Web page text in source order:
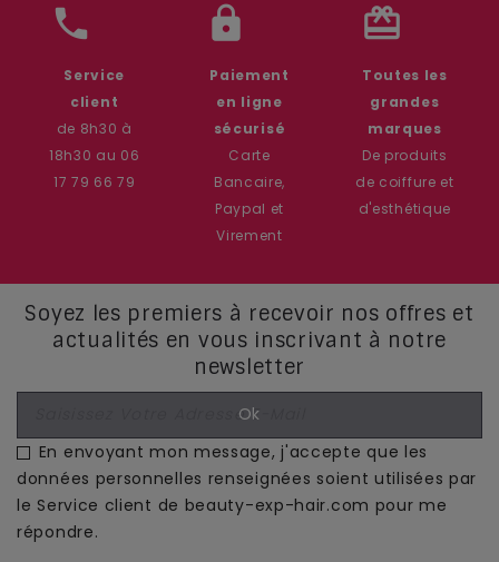
phone
Service
client
de 8h30 à
18h30 au 06
17 79 66 79
lock
Paiement
en ligne
sécurisé
Carte
Bancaire,
Paypal et
Virement
card_giftcard
Toutes les
grandes
marques
De produits
de coiffure et
d'esthétique
Soyez les premiers à recevoir nos offres et
actualités en vous inscrivant à notre
newsletter
En envoyant mon message, j'accepte que les
données personnelles renseignées soient utilisées par
le Service client de beauty-exp-hair.com pour me
répondre.